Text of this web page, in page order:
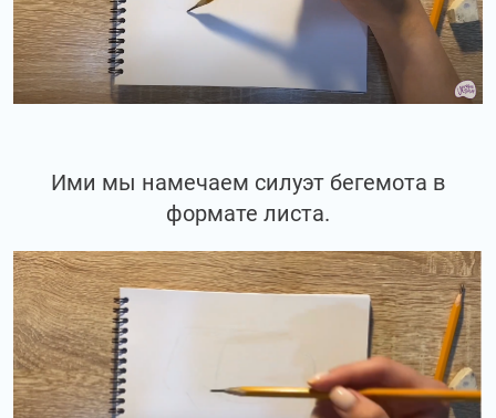
Ими мы намечаем силуэт бегемота в
формате листа.